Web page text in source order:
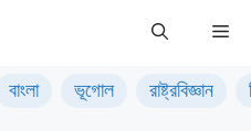
বাংলা ভূগোল রাষ্ট্রবিজ্ঞান